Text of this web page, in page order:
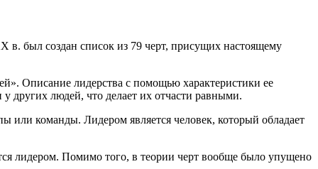
в. был создан список из 79 черт, присущих настоящему
Описание лидерства с помощью характеристики ее
у других людей, что делает их отчасти равными.
или команды. Лидером является человек, который обладает
лидером. Помимо того, в теории черт вообще было упущено